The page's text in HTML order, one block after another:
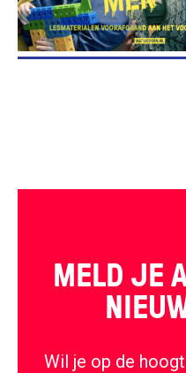
MELD JE
Wil je op de